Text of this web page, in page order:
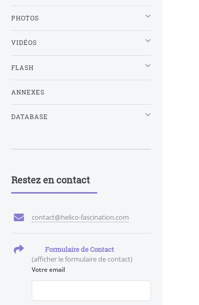
PHOTOS
VIDÉOS
FLASH
ANNEXES
DATABASE
Restez en contact
contact@helico-fascination.com
Formulaire de Contact
(afficher le formulaire de contact)
Votre email